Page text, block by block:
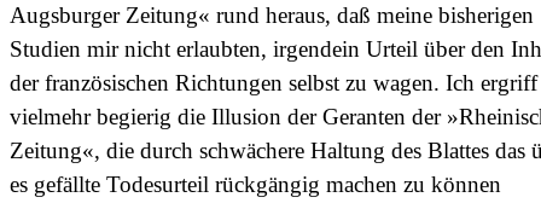
Augsburger Zeitung« rund heraus, daß meine bisherigen
Studien mir nicht erlaubten, irgendein Urteil über den
der französischen Richtungen selbst zu wagen. Ich ergriff
vielmehr begierig die Illusion der Geranten der
Zeitung«, die durch schwächere Haltung des Blattes das
es gefällte Todesurteil rückgängig machen zu können